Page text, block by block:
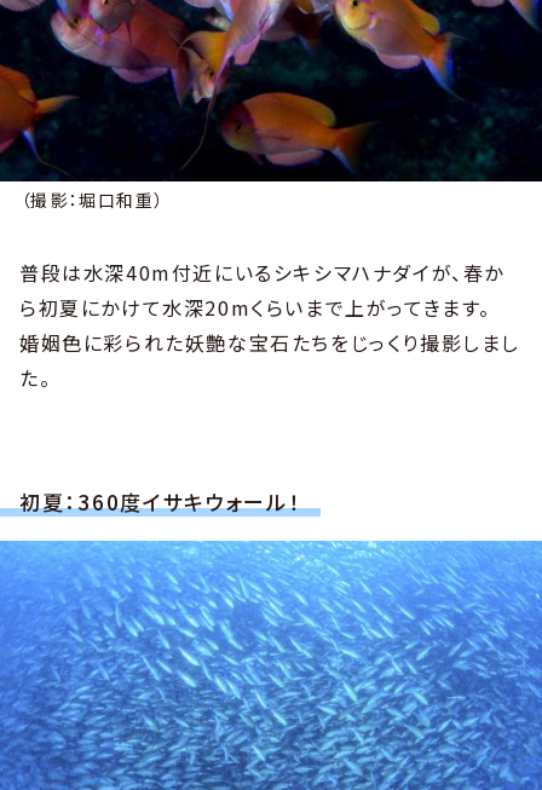
（撮影：堀口和重）
普段は水深40m付近にいるシキシマハナダイが、春か
ら初夏にかけて水深20mくらいまで上がってきます。
婚姻色に彩られた妖艶な宝石たちをじっくり撮影しまし
た。
初夏：360度イサキウォール！